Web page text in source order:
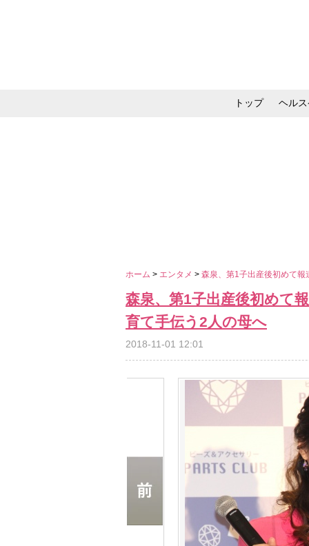
トップ ヘル
ホーム > エンタメ > 森泉、第1子出産後初めて
森泉、第1子出産後初めて
育て手伝う2人の母へ
2018-11-01 12:01